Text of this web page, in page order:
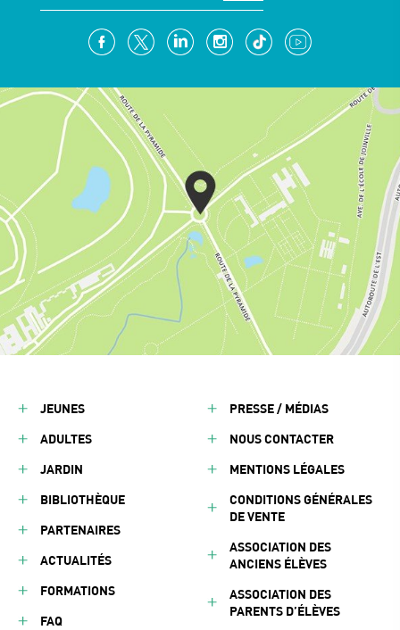
JEUNES
ADULTES
JARDIN
BIBLIOTHÈQUE
PARTENAIRES
ACTUALITÉS
FORMATIONS
FAQ
PRESSE / MÉDIAS
NOUS CONTACTER
MENTIONS LÉGALES
CONDITIONS GÉNÉRALES
DE VENTE
ASSOCIATION DES
ANCIENS ÉLÈVES
ASSOCIATION DES
PARENTS D’ÉLÈVES